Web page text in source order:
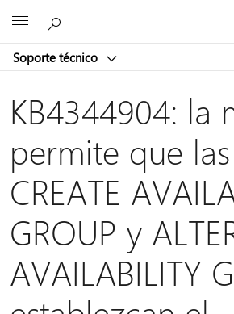
Soporte técnico
KB4344904: la
permite que
CREATE
GROUP y
AVAILABILITY